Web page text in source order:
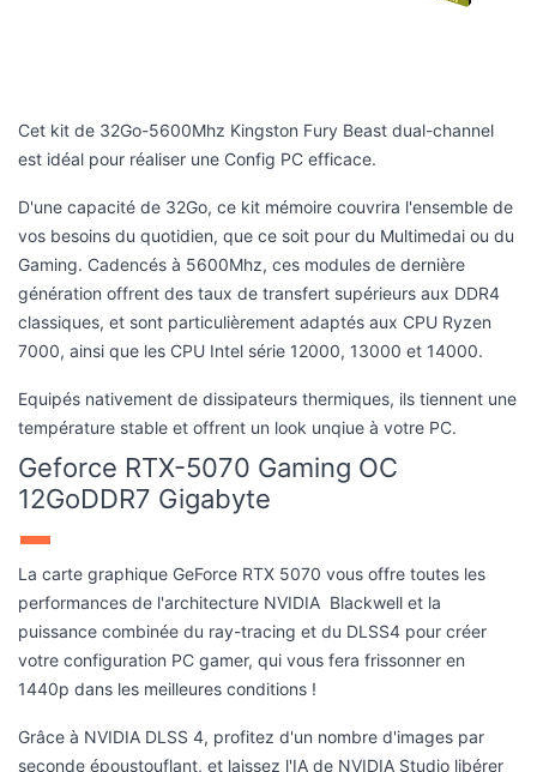
Cet kit de 32Go-5600Mhz Kingston Fury Beast dual-channel
est idéal pour réaliser une Config PC efficace.
D'une capacité de 32Go, ce kit mémoire couvrira l'ensemble de
vos besoins du quotidien, que ce soit pour du Multimedai ou du
Gaming. Cadencés à 5600Mhz, ces modules de dernière
génération offrent des taux de transfert supérieurs aux DDR4
classiques, et sont particulièrement adaptés aux CPU Ryzen
7000, ainsi que les CPU Intel série 12000, 13000 et 14000.
Equipés nativement de dissipateurs thermiques, ils tiennent une
température stable et offrent un look unqiue à votre PC.
Geforce RTX-5070 Gaming OC
12GoDDR7 Gigabyte
La carte graphique GeForce RTX 5070 vous offre toutes les
performances de l'architecture NVIDIA Blackwell et la
puissance combinée du ray-tracing et du DLSS4 pour créer
votre configuration PC gamer, qui vous fera frissonner en
1440p dans les meilleures conditions !
Grâce à NVIDIA DLSS 4, profitez d'un nombre d'images par
seconde époustouflant, et laissez l'IA de NVIDIA Studio libérer